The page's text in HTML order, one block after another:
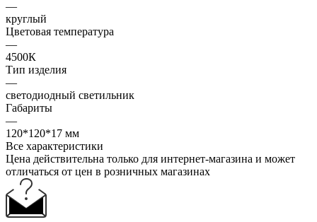
—
круглый
Цветовая температура
—
4500К
Тип изделия
—
светодиодный светильник
Габариты
—
120*120*17 мм
Все характеристики
Цена действительна только для интернет-магазина и может
отличаться от цен в розничных магазинах